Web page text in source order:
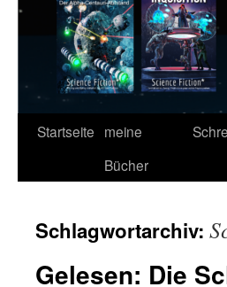
Startseite meine
Bücher
Schlagwortarchiv:
Gelesen: Die